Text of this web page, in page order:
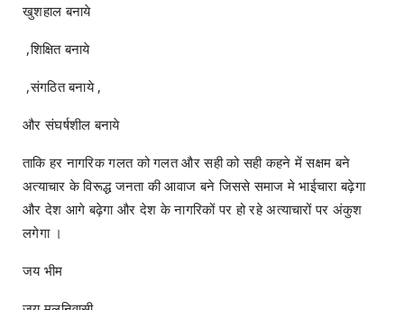
खुशहाल बनाये
,शिक्षित बनाये
,संगठित बनाये ,
और संघर्षशील बनाये
ताकि हर नागरिक गलत को गलत और सही को सही कहने में सक्षम बने
अत्याचार के विरूद्ध जनता की आवाज बने जिससे समाज मे भाईचारा बढ़ेगा
और देश आगे बढ़ेगा और देश के नागरिकों पर हो रहे अत्याचारों पर अंकुश
लगेगा ।
जय भीम